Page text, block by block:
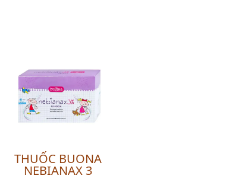
THUỐC BUONA
NEBIANAX 3